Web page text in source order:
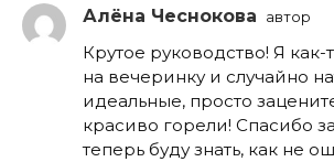
Алёна Чеснокова автор
Крутое руководство! Я как-
на вечеринку и случайно
идеальные, просто
красиво горели! Спасибо
теперь буду знать, как не